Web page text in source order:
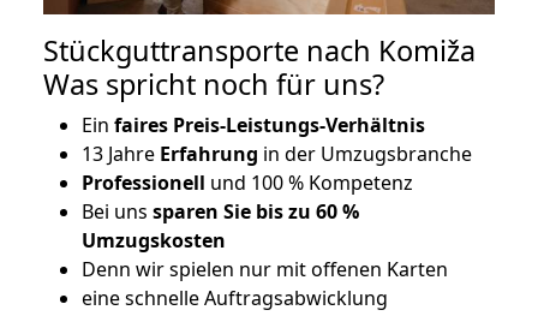
Stückguttransporte nach Komiža
Was spricht noch für uns?
Ein faires Preis-Leistungs-Verhältnis
13 Jahre Erfahrung in der Umzugsbranche
Professionell und 100 % Kompetenz
Bei uns sparen Sie bis zu 60 %
Umzugskosten
Denn wir spielen nur mit offenen Karten
eine schnelle Auftragsabwicklung